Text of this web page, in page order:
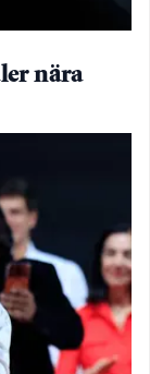
nära